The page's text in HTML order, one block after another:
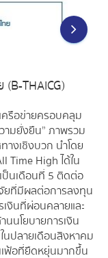
THAICG)
ครือข่ายครอบคลุม
ามยั่งยืน” ภาพรวม
งเชิงบวก นำโดย
Time High ได้ใน
ป็นเดือนที่ 5 ติดต่อ
ที่มีผลต่อการลงทุน
งินที่ผ่อนคลายและ
นโยบายการเงิน
นปลายเดือนสิงหาคม
เฟ้อที่ยืดหยุ่นมากขึ้น